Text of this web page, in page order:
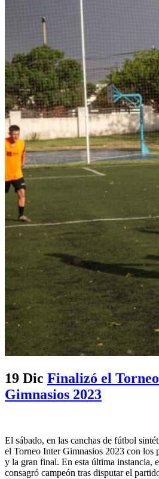
19 Dic Finalizó el
Gimnasios 2023
El sábado, en las canchas de fútbol
el Torneo Inter Gimnasios 2023 con los
y la gran final. En esta última instancia,
consagró campeón tras disputar el